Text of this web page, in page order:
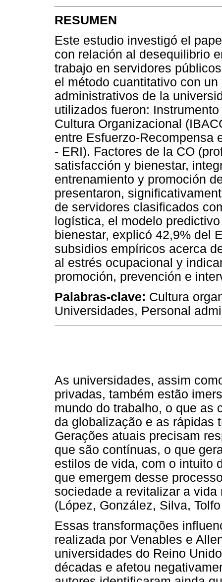
RESUMEN
Este estudio investigó el
con relación al desequilibrio
trabajo en servidores
el método cuantitativo con
administrativos de la
utilizados fueron:
Cultura Organizacional
entre Esfuerzo-Recompensa
- ERI). Factores de la CO
satisfacción y bienestar,
entrenamiento y promoción
presentaron,
de servidores clasificados
logística, el modelo
bienestar, explicó 42,9% del
subsidios empíricos acerca
al estrés ocupacional y
promoción, prevención e
Palabras-clave: Cultura
Universidades, Personal
As universidades, assim
privadas, também estão
mundo do trabalho, o que as
da globalização e as rápidas
Gerações atuais precisam
que são contínuas, o que
estilos de vida, com o intuito
que emergem desse
sociedade a revitalizar a
(López, González, Silva,
Essas transformações
realizada por Venables e
universidades do Reino
décadas e afetou